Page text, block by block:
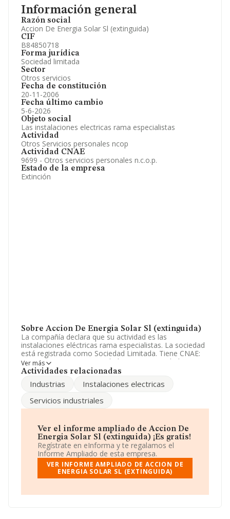
Información general
Razón social
Accion De Energia Solar Sl (extinguida)
CIF
B84850718
Forma jurídica
Sociedad limitada
Sector
Otros servicios
Fecha de constitución
20-11-2006
Fecha último cambio
5-6-2026
Objeto social
Las instalaciones electricas rama especialistas
Actividad
Otros Servicios personales ncop
Actividad CNAE
9699 - Otros servicios personales n.c.o.p.
Estado de la empresa
Extinción
Sobre Accion De Energia Solar Sl (extinguida)
La compañía declara que su actividad es las
instalaciones eléctricas rama especialistas. La sociedad
está registrada como Sociedad Limitada. Tiene CNAE:
9699 - '%cnae%'. La sociedad no tiene actividad en
mercados exteriores.
De acuerdo con la Recomendación 2003/361/CE de la
microempresas, pequeñas y medianas empresas, la
compañía se encuadra como microempresa. No ha
con respecto al 2014 y teniendo en cuenta la
información disponible en INFORMA, ha dispuesto de
un número de empleados por debajo de la media de
sector.
Para llamar las oficinas se puede hacer a través del
número 913768225 y su correo es
Ver más
Actividades relacionadas
Industrias
Instalaciones electricas
Servicios industriales
Ver el informe ampliado de Accion De
Energia Solar Sl (extinguida) ¡Es gratis!
Regístrate en eInforma y te regalamos el
Informe Ampliado de esta empresa.
VER INFORME AMPLIADO DE ACCION DE
ENERGIA SOLAR SL (EXTINGUIDA)
Información oficial y registral complementaria.